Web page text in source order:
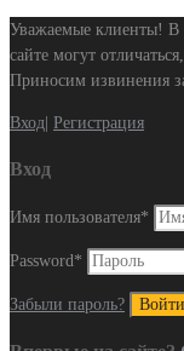
Уважаемые клиенты! В
сайте могут
Приносим извинения
Вход Регистрация
Вход
Имя пользователя*
Password *
Забыли пароль?